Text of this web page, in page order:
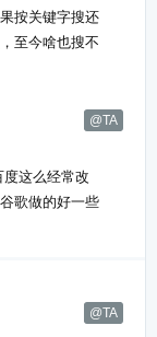
按关键字搜还
至今啥也搜不
@TA
这么经常改
歌做的好一些
@TA